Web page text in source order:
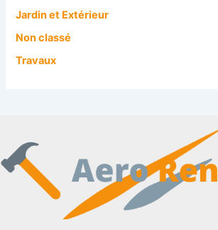
Jardin et Extérieur
Non classé
Travaux